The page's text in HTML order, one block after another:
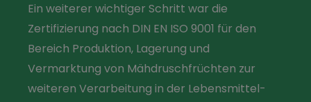
Ein weiterer wichtiger Schritt war die
Zertifizierung nach DIN EN ISO 9001 für den
Bereich Produktion, Lagerung und
Vermarktung von Mähdruschfrüchten zur
weiteren Verarbeitung in der Lebensmittel-